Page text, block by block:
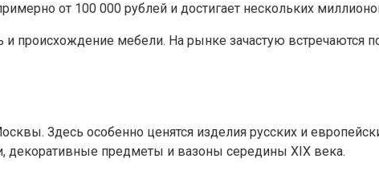
от 100 000 рублей и достигает нескольких
и происхождение мебели. На рынке зачастую встречаются
Здесь особенно ценятся изделия русских и
декоративные предметы и вазоны середины XIX века.